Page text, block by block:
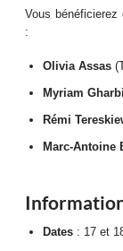
Vous bénéficierez
:
Olivia Assas
Myriam
Rémi
Marc-Antoine
Dates : 17 et